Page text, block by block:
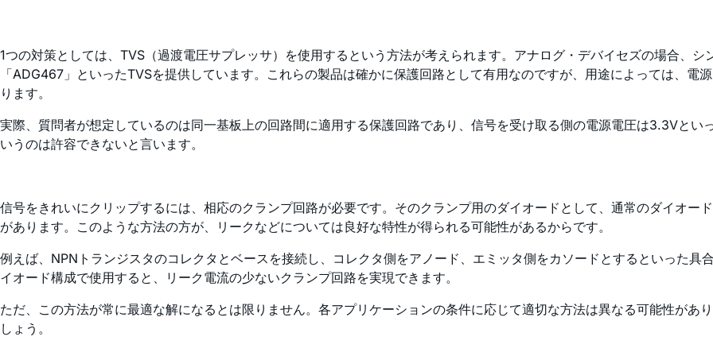
1つの対策としては、TVS（過渡電圧サプレッサ）を使用するという方法が考えられます。アナログ・デバイセズの場合、
「ADG467」といったTVSを提供しています。これらの製品は確かに保護回路として有用なのですが、用途によっては、
ります。
実際、質問者が想定しているのは同一基板上の回路間に適用する保護回路であり、信号を受け取る側の電源電圧は3.3Vと
いうのは許容できないと言います。
信号をきれいにクリップするには、相応のクランプ回路が必要です。そのクランプ用のダイオードとして、通常のダイオー
があります。このような方法の方が、リークなどについては良好な特性が得られる可能性があるからです。
例えば、NPNトランジスタのコレクタとベースを接続し、コレクタ側をアノード、エミッタ側をカソードとするといった
イオード構成で使用すると、リーク電流の少ないクランプ回路を実現できます。
ただ、この方法が常に最適な解になるとは限りません。各アプリケーションの条件に応じて適切な方法は異なる可能性があ
しょう。